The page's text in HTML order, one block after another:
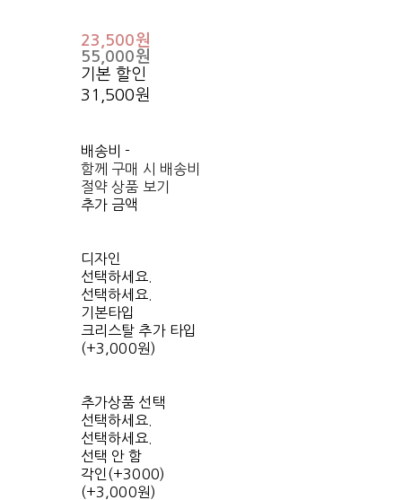
23,500원
55,000원
기본 할인
31,500원
배송비-
함께 구매 시 배송비
절약 상품 보기
추가 금액
디자인
선택하세요.
선택하세요.
기본타입
크리스탈 추가 타입
(+3,000원)
추가상품 선택
선택하세요.
선택하세요.
선택 안 함
각인(+3000)
(+3,000원)